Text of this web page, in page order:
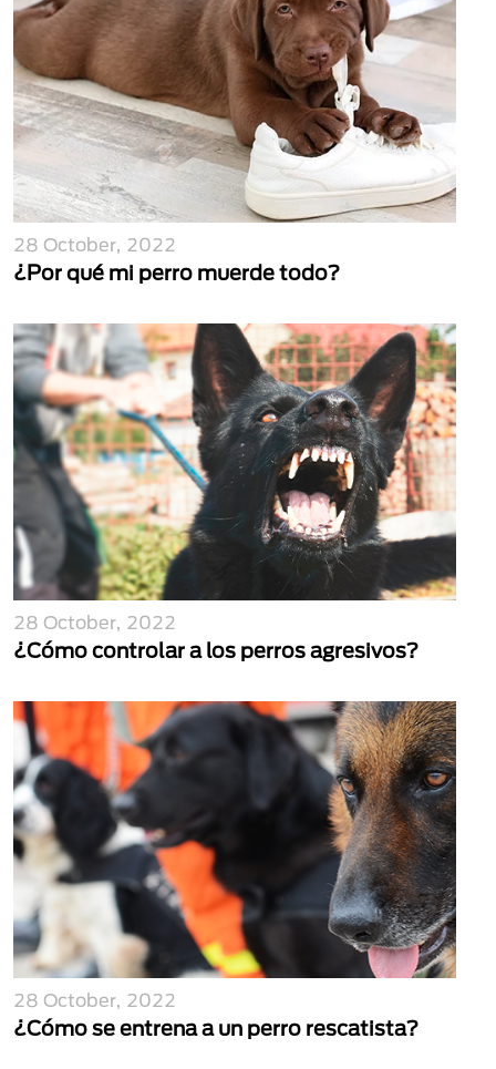
28 October, 2022
¿Por qué mi perro muerde todo?
28 October, 2022
¿Cómo controlar a los perros agresivos?
28 October, 2022
¿Cómo se entrena a un perro rescatista?